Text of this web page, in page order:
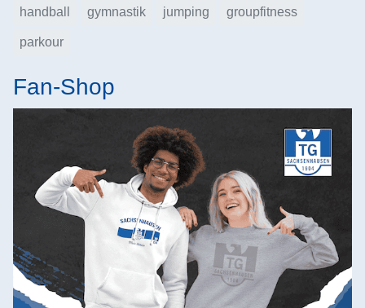
handball gymnastik jumping groupfitness
parkour
Fan-Shop